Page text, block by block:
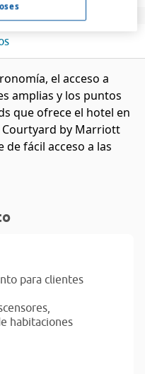
el acceso a
amplias y los puntos
que ofrece el hotel en
Courtyard by Marriott
fácil acceso a las
para clientes
habitaciones